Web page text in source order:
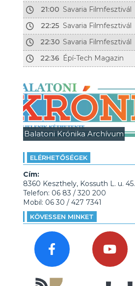
21:00 Savaria Filmfesztivál
22:25 Savaria Filmfesztivál
22:30 Savaria Filmfesztivál
22:36 Épí-Tech Magazin
Balatoni Krónika Archívum
ELÉRHETŐSÉGEK
Cím:
8360 Keszthely, Kossuth L. u. 45.
Telefon: 06 83 / 320 200
Mobil: 06 30 / 427 7341
KÖVESSEN MINKET